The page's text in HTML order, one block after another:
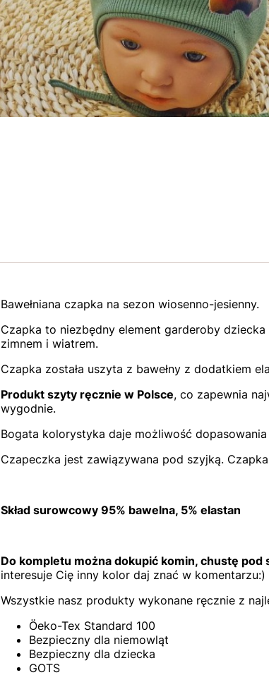
Bawełniana czapka na sezon wiosenno-jesienny.
Czapka to niezbędny element garderoby
zimnem i wiatrem.
Czapka została uszyta z bawełny z dodatkiem
Produkt szyty ręcznie w Polsce, co zapewnia
wygodnie.
Bogata kolorystyka daje możliwość
Czapeczka jest zawiązywana pod szyjką.
Skład surowcowy 95% bawelna, 5% elastan
Do kompletu można dokupić komin, chustę pod
interesuje Cię inny kolor daj znać w komentarzu:)
Wszystkie nasz produkty wykonane ręcznie z
Öeko-Tex Standard 100
Bezpieczny dla niemowląt
Bezpieczny dla dziecka
GOTS